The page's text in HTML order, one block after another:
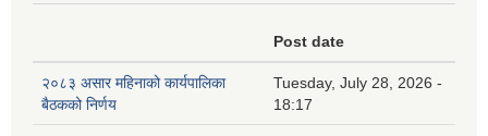
Post date
२०८३ असार महिनाको कार्यपालिका
बैठकको निर्णय
Tuesday, July 28, 2026 -
18:17